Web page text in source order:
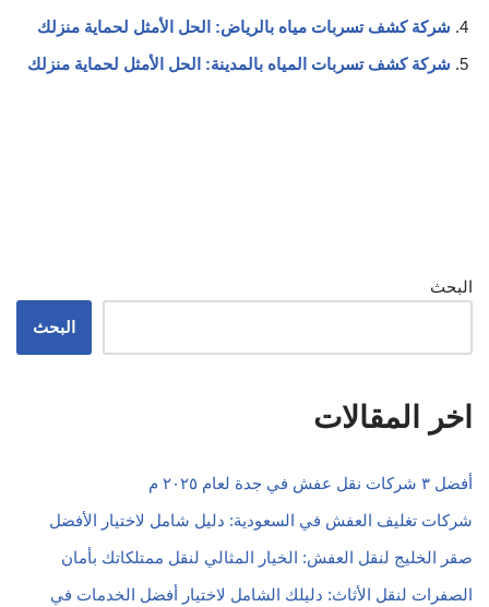
شركة كشف تسربات مياه بالرياض: الحل الأمثل لحماية منزلك
شركة كشف تسربات المياه بالمدينة: الحل الأمثل لحماية منزلك
البحث
البحث
اخر المقالات
أفضل ٣ شركات نقل عفش في جدة لعام ٢٠٢٥ م
شركات تغليف العفش في السعودية: دليل شامل لاختيار الأفضل
صقر الخليج لنقل العفش: الخيار المثالي لنقل ممتلكاتك بأمان
الصفرات لنقل الأثاث: دليلك الشامل لاختيار أفضل الخدمات في